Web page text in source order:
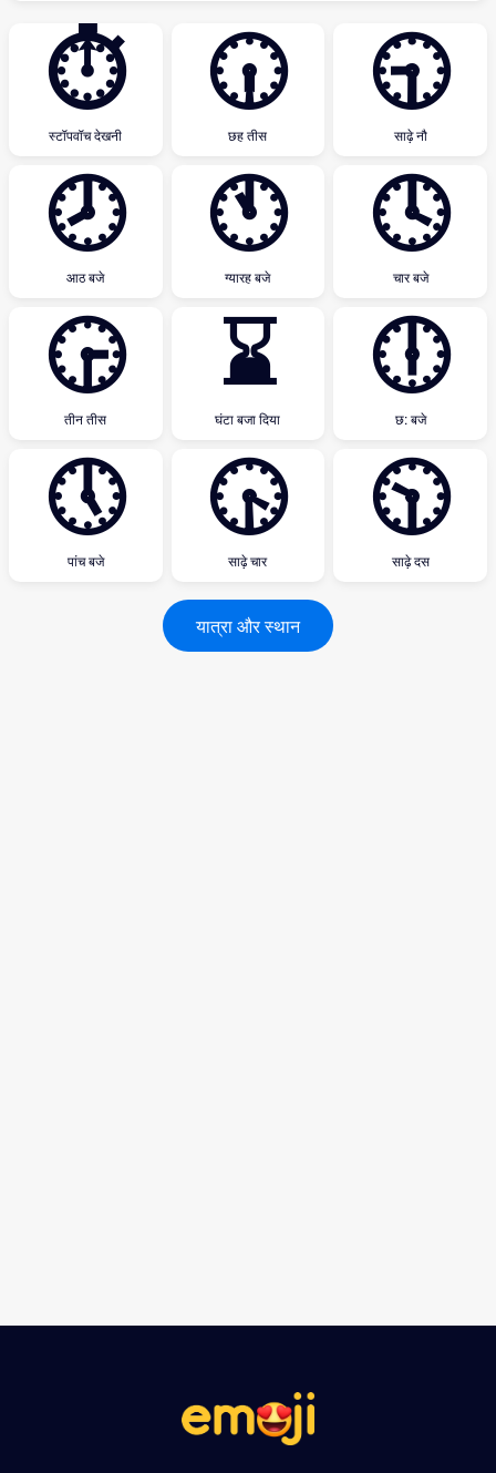
⏱
स्टॉपवॉच देखनी
🕡
छह तीस
🕤
साढ़े नौ
🕗
आठ बजे
🕚
ग्यारह बजे
🕓
चार बजे
🕞
तीन तीस
⌛
घंटा बजा दिया
🕕
छ: बजे
🕔
पांच बजे
🕟
साढ़े चार
🕥
साढ़े दस
यात्रा और स्थान